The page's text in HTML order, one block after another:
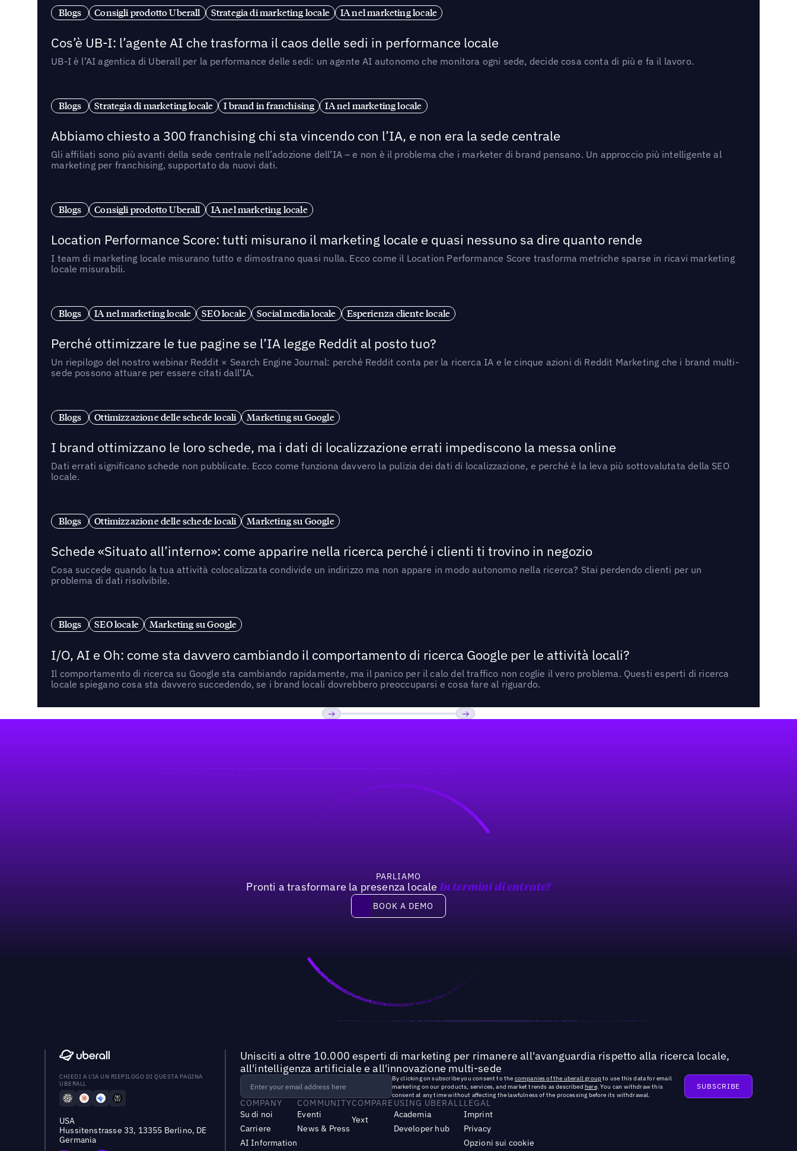
Blogs Consigli prodotto Uberall Strategia di marketing locale IA nel marketing locale
Cos’è UB-I: l’agente AI che trasforma il caos delle sedi in performance locale
UB-I è l’AI agentica di Uberall per la performance delle sedi: un agente AI autonomo che monitora ogni sede, decide cosa conta di più e fa il lavoro.
Blogs Strategia di marketing locale I brand in franchising IA nel marketing locale
Abbiamo chiesto a 300 franchising chi sta vincendo con l’IA, e non era la sede centrale
Gli affiliati sono più avanti della sede centrale nell’adozione dell’IA – e non è il problema che i marketer di brand pensano. Un approccio più intelligente al
marketing per franchising, supportato da nuovi dati.
Blogs Consigli prodotto Uberall IA nel marketing locale
Location Performance Score: tutti misurano il marketing locale e quasi nessuno sa dire quanto rende
I team di marketing locale misurano tutto e dimostrano quasi nulla. Ecco come il Location Performance Score trasforma metriche sparse in ricavi marketing
locale misurabili.
Blogs IA nel marketing locale SEO locale Social media locale Esperienza cliente locale
Perché ottimizzare le tue pagine se l’IA legge Reddit al posto tuo?
Un riepilogo del nostro webinar Reddit × Search Engine Journal: perché Reddit conta per la ricerca IA e le cinque azioni di Reddit Marketing che i brand multi-
sede possono attuare per essere citati dall’IA.
Blogs Ottimizzazione delle schede locali Marketing su Google
I brand ottimizzano le loro schede, ma i dati di localizzazione errati impediscono la messa online
Dati errati significano schede non pubblicate. Ecco come funziona davvero la pulizia dei dati di localizzazione, e perché è la leva più sottovalutata della SEO
locale.
Blogs Ottimizzazione delle schede locali Marketing su Google
Schede «Situato all’interno»: come apparire nella ricerca perché i clienti ti trovino in negozio
Cosa succede quando la tua attività colocalizzata condivide un indirizzo ma non appare in modo autonomo nella ricerca? Stai perdendo clienti per un
problema di dati risolvibile.
Blogs SEO locale Marketing su Google
I/O, AI e Oh: come sta davvero cambiando il comportamento di ricerca Google per le attività locali?
Il comportamento di ricerca su Google sta cambiando rapidamente, ma il panico per il calo del traffico non coglie il vero problema. Questi esperti di ricerca
locale spiegano cosa sta davvero succedendo, se i brand locali dovrebbero preoccuparsi e cosa fare al riguardo.
PARLIAMO
Pronti a trasformare la presenza locale In termini di entrate?
Book a demo
BOOK A DEMO
CHIEDI A L'IA UN RIEPILOGO DI QUESTA PAGINA
UBERALL
USA
Hussitenstrasse 33, 13355 Berlino, DE
Germania
Unisciti a oltre 10.000 esperti di marketing per rimanere all'avanguardia rispetto alla ricerca locale,
all'intelligenza artificiale e all'innovazione multi-sede
By clicking on subscribe you consent to the companies of the uberall groupto use this data for email
marketing on our products, services, and market trends as described here. You can withdraw this
consent at any time without affecting the lawfulness of the processing before its withdrawal.
COMPANY
Su di noi
Carriere
AI Information
COMMUNITY
Eventi
News & Press
COMPARE
Yext
USING UBERALL
Academia
Developer hub
LEGAL
Imprint
Privacy
Opzioni sui cookie